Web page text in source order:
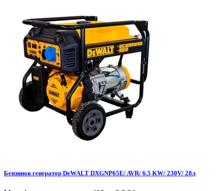
Бензинов генератор DeWALT DXGNP65E/ AVR/ 6.5 KW/ 230V/ 28л